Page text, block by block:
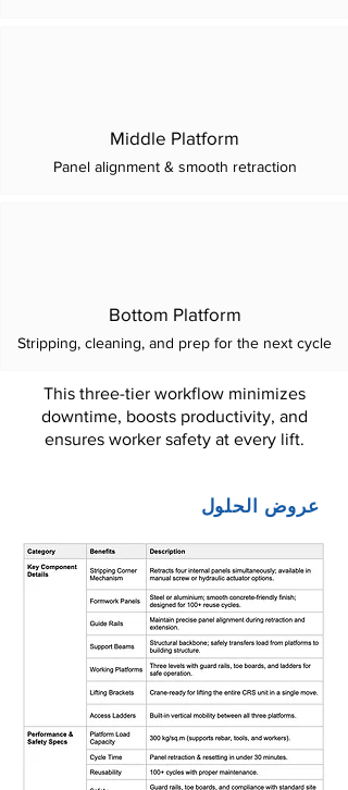
Middle Platform
Panel alignment & smooth retraction
Bottom Platform
Stripping, cleaning, and prep for the next cycle
This three-tier workflow minimizes
downtime, boosts productivity, and
ensures worker safety at every lift.
عروض الحلول